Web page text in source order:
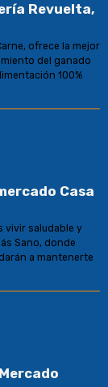
Revuelta,
ofrece la mejor
del ganado
100%
Casa
vivir saludable y
Sano, donde
a mantenerte